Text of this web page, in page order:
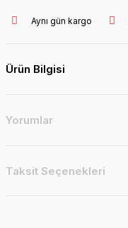
Aynı gün kargo
Ürün Bilgisi
Yorumlar
Taksit Seçenekleri